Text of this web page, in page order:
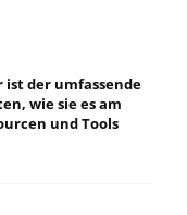
der umfassende
wie sie es am
und Tools